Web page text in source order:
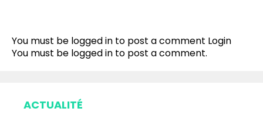
You must be logged in to post a comment Login
You must be logged in to post a comment.
ACTUALITÉ